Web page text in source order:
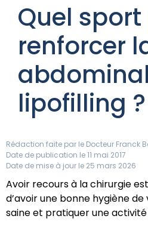
Quel
renforcer
lipofilling ?
Rédaction faite par le Docteur Franck
Date de publication le 11 mai 2017
Date de mise à jour le 25 mars 2026
Avoir recours à la chirurgie
d’avoir une bonne hygiène
saine et pratiquer une